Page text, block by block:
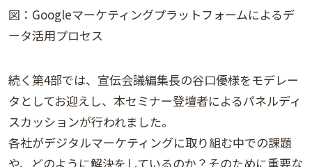
図：Googleマーケティングプラットフォームによるデ
ータ活用プロセス
続く第4部では、宣伝会議編集長の谷口優様をモデレー
タとしてお迎えし、本セミナー登壇者によるパネルディ
スカッションが行われました。
各社がデジタルマーケティングに取り組む中での課題
や、どのように解決をしているのか？そのために重要な